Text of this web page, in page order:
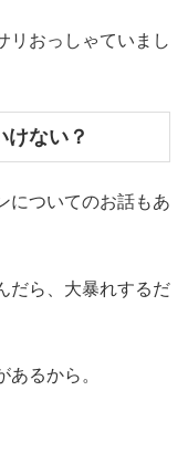
リおっしゃていまし
けない？
についてのお話もあ
だら、大暴れするだ
あるから。